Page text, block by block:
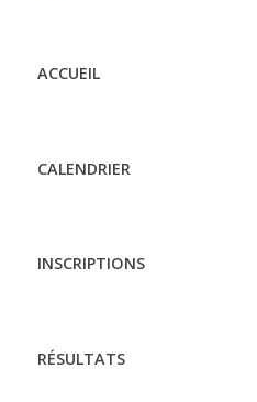
ACCUEIL
CALENDRIER
INSCRIPTIONS
RÉSULTATS